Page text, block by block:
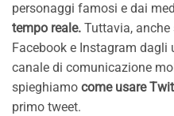
personaggi famosi e dai
tempo reale. Tuttavia,
Facebook e Instagram dagli
canale di comunicazione
spieghiamo come usare
primo tweet.